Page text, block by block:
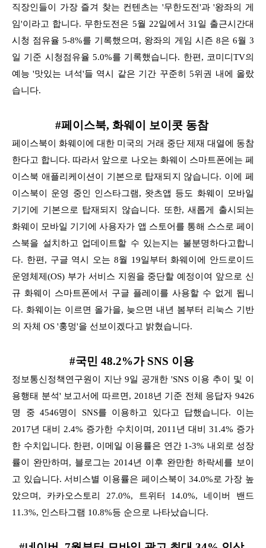
직장인들이 가장 즐겨 찾는 컨텐츠는 '무한도전'과 '왕좌의 게
임'이라고 합니다. 무한도전은 5월 22일에서 31일 출근시간대
시청 점유율5-8%를 기록했으며, 왕좌의 게임 시즌 8은 6월 3
일 기준 시청점유율 5.0%를 기록했습니다. 한편, 코미디TV의
예능 '맛있는 녀석'들 역시 같은 기간 꾸준히 5위권 내에 올랐
습니다.
#페이스북, 화웨이 보이콧 동참
페이스북이 화웨이에 대한 미국의 거래 중단 제재 대열에 동참
한다고 합니다. 따라서 앞으로 나오는 화웨이 스마트폰에는 페
이스북 애플리케이션이 기본으로 탑재되지 않습니다. 이에 페
이스북이 운영 중인 인스타그램, 왓츠앱 등도 화웨이 모바일
기기에 기본으로 탑재되지 않습니다. 또한, 새롭게 출시되는
화웨이 모바일 기기에 사용자가 앱 스토어를 통해 스스로 페이
스북을 설치하고 업데이트할 수 있는지는 불분명하다고합니
다. 한편, 구글 역시 오는 8월 19일부터 화웨이에 안드로이드
운영체제(OS) 부가 서비스 지원을 중단할 예정이여 앞으로 신
규 화웨이 스마트폰에서 구글 플레이를 사용할 수 없게 됩니
다. 화웨이는 이르면 올가을, 늦으면 내년 봄부터 리눅스 기반
의 자체 OS '훙멍'을 선보이겠다고 밝혔습니다.
#국민 48.2%가 SNS 이용
정보통신정책연구원이 지난 9일 공개한 'SNS 이용 추이 및 이
용행태 분석' 보고서에 따르면, 2018년 기준 전체 응답자 9426
명 중 4546명이 SNS를 이용하고 있다고 답했습니다. 이는
2017년 대비 2.4% 증가한 수치이며, 2011년 대비 31.4% 증가
한 수치입니다. 한편, 이메일 이용률은 연간 1-3% 내외로 성장
률이 완만하며, 블로그는 2014년 이후 완만한 하락세를 보이
고 있습니다.서비스별 이용률은 페이스북이 34.0%로 가장 높
았으며, 카카오스토리 27.0%, 트위터 14.0%, 네이버 밴드
11.3%, 인스타그램 10.8%등 순으로 나타났습니다.